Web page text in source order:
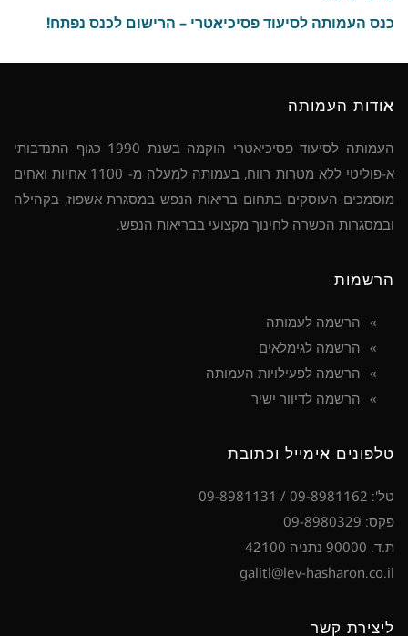
כנס העמותה לסיעוד פסיכיאטרי – הרישום לכנס נפתח!
אודות העמותה
העמותה לסיעוד פסיכיאטרי הוקמה בשנת 1990 כגוף התנדבותי
א-פוליטי ללא מטרות רווח, בעמותה למעלה מ- 1100 אחיות ואחים
מוסמכים העוסקים בתחום בריאות הנפש במסגרת אשפוז, בקהילה
ובמסגרות הכשרה לחינוך מקצועי בבריאות הנפש.
הרשמות
הרשמה לעמותה
הרשמה לגימלאים
הרשמה לפעילויות העמותה
הרשמה לדיוור ישיר
טלפונים אימייל וכתובת
טל': 09-8981162 / 09-8981131
פקס: 09-8980329
ת.ד. 90000 נתניה 42100
galitl@lev-hasharon.co.il
ליצירת קשר